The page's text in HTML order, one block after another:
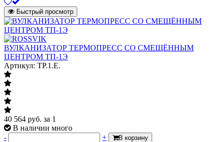
Быстрый просмотр
ВУЛКАНИЗАТОР ТЕРМОПРЕСС СО СМЕЩЁННЫМ
ЦЕНТРОМ ТП-1Э
Артикул: TP.1.E.
40 564 руб. за 1
В наличии много
-
+ В корзину